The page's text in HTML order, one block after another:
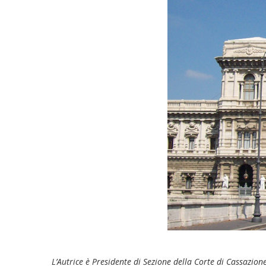
L’Autrice è Presidente di Sezione della Corte di